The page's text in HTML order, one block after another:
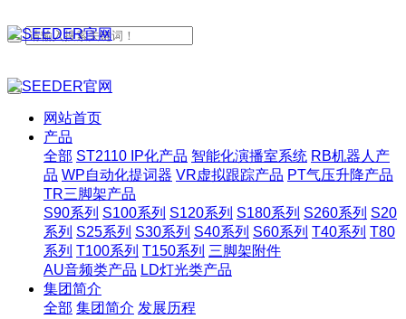
网站首页
产品
全部 ST2110 IP化产品 智能化演播室系统 RB机器人产
品 WP自动化提词器 VR虚拟跟踪产品 PT气压升降产品
TR三脚架产品
S90系列 S100系列 S120系列 S180系列 S260系列 S20
系列 S25系列 S30系列 S40系列 S60系列 T40系列 T80
系列 T100系列 T150系列 三脚架附件
AU音频类产品 LD灯光类产品
集团简介
全部 集团简介 发展历程